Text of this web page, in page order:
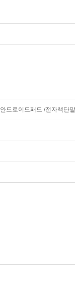
드로이드패드 /전자책단